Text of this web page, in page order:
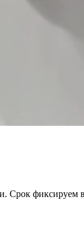
фиксируем в